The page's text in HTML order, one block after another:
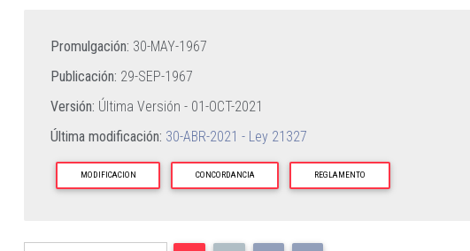
Promulgación: 30-MAY-1967
Publicación: 29-SEP-1967
Versión: Última Versión - 01-OCT-2021
Última modificación: 30-ABR-2021 - Ley 21327
MODIFICACION CONCORDANCIA REGLAMENTO